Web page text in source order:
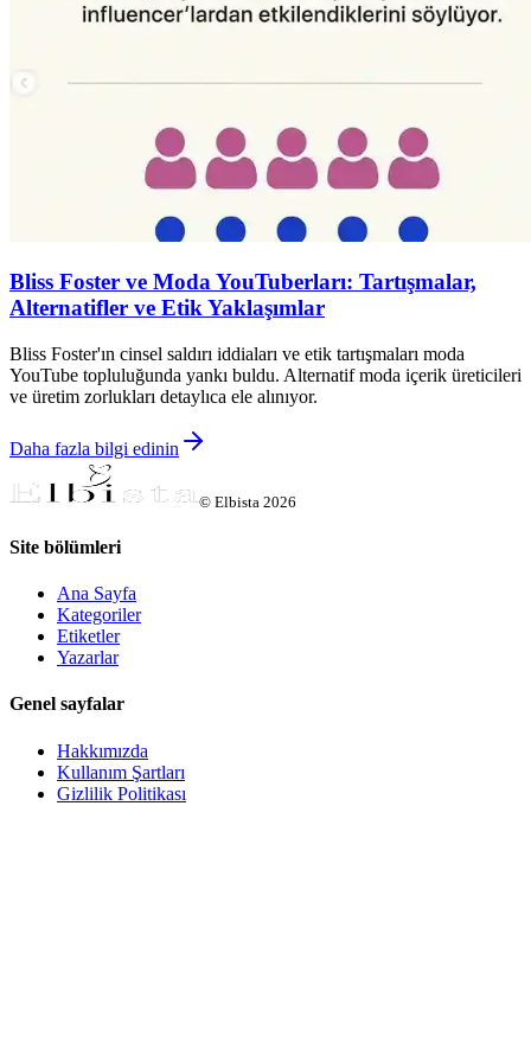
Bliss Foster ve Moda YouTuberları: Tartışmalar,
Alternatifler ve Etik Yaklaşımlar
Bliss Foster'ın cinsel saldırı iddiaları ve etik tartışmaları moda
YouTube topluluğunda yankı buldu. Alternatif moda içerik üreticileri
ve üretim zorlukları detaylıca ele alınıyor.
Daha fazla bilgi edinin
© Elbista 2026
Site bölümleri
Ana Sayfa
Kategoriler
Etiketler
Yazarlar
Genel sayfalar
Hakkımızda
Kullanım Şartları
Gizlilik Politikası